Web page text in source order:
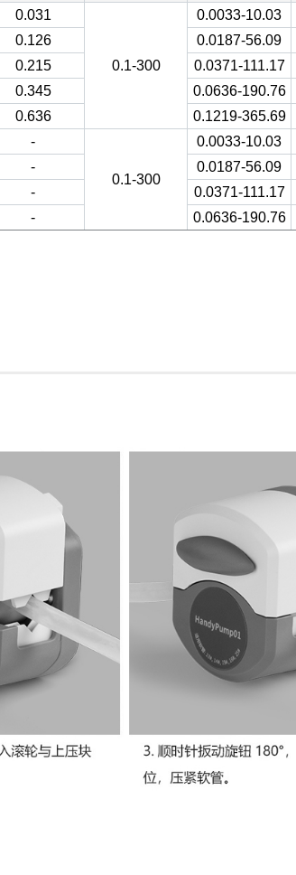
0.031
0.1-300
0.0033-10.03
0.126 0.0187-56.09
0.215 0.0371-111.17
0.345 0.0636-190.76
0.636 0.1219-365.69
-
0.1-300
0.0033-10.03
- 0.0187-56.09
- 0.0371-111.17
- 0.0636-190.76